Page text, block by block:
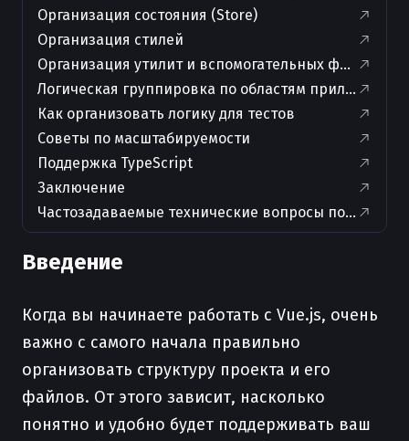
Организация состояния (Store)
Организация стилей
Организация утилит и вспомогательных функций
Логическая группировка по областям приложения
Как организовать логику для тестов
Советы по масштабируемости
Поддержка TypeScript
Заключение
Частозадаваемые технические вопросы по теме и
Введение
Когда вы начинаете работать с Vue.js, очень
важно с самого начала правильно
организовать структуру проекта и его
файлов. От этого зависит, насколько
понятно и удобно будет поддерживать ваш